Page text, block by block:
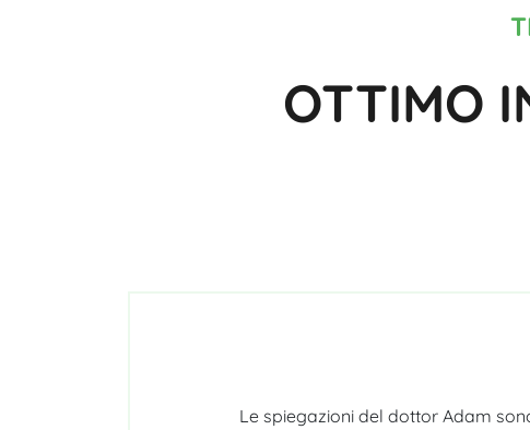
OTTIMO
Le spiegazioni del dottor Adam